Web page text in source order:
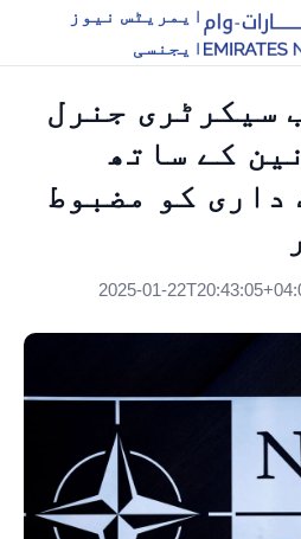
ایمریٹس نیوز
ایجنسی
سیکرٹری جنرل
کے ساتھ
داری کو مضبوط
2025-01-